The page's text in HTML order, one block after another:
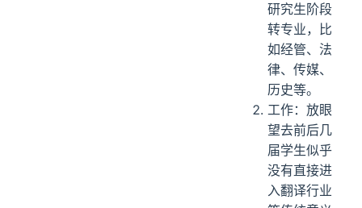
研究生阶段
转专业，比
如经管、法
律、传媒、
历史等。
工作：放眼
望去前后几
届学生似乎
没有直接进
入翻译行业